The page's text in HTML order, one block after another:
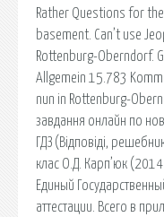
Rather Questions for the
basement. Can’t use
Rottenburg-Oberndorf.
Allgemein 15.783
nun in Rottenburg-
завдання онлайн по
ГДЗ (Відповіді,
клас О.Д. Карп’юк
Единый
аттестации. Всего в